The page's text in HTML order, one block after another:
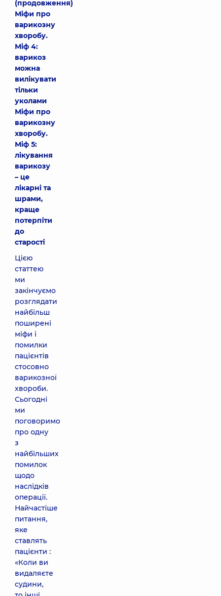
(продовження)
Міфи про
варикозну
хворобу.
Міф 4:
варикоз
можна
вилікувати
тільки
уколами
Міфи про
варикозну
хворобу.
Міф 5:
лікування
варикозу
– це
лікарні та
шрами,
краще
потерпіти
до
старості
Цією
статтею
ми
закінчуємо
розглядати
найбільш
поширені
міфи і
помилки
пацієнтів
стосовно
варикозної
хвороби.
Сьогодні
ми
поговоримо
про одну
з
найбільших
помилок
щодо
наслідків
операції.
Найчастіше
питання,
яке
ставлять
пацієнти :
«Коли ви
видаляєте
судини,